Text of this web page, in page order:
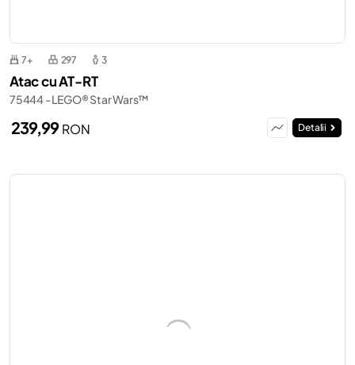
7+ 297 3
Atac cu AT-RT
75444 - LEGO® Star Wars™
239,99RON Detalii